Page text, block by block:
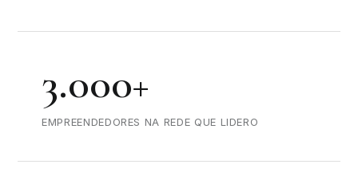
3.000+
EMPREENDEDORES NA REDE QUE LIDERO